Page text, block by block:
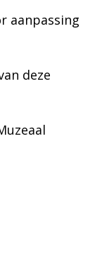
aanpassing
deze